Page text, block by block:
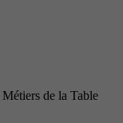
de la Table